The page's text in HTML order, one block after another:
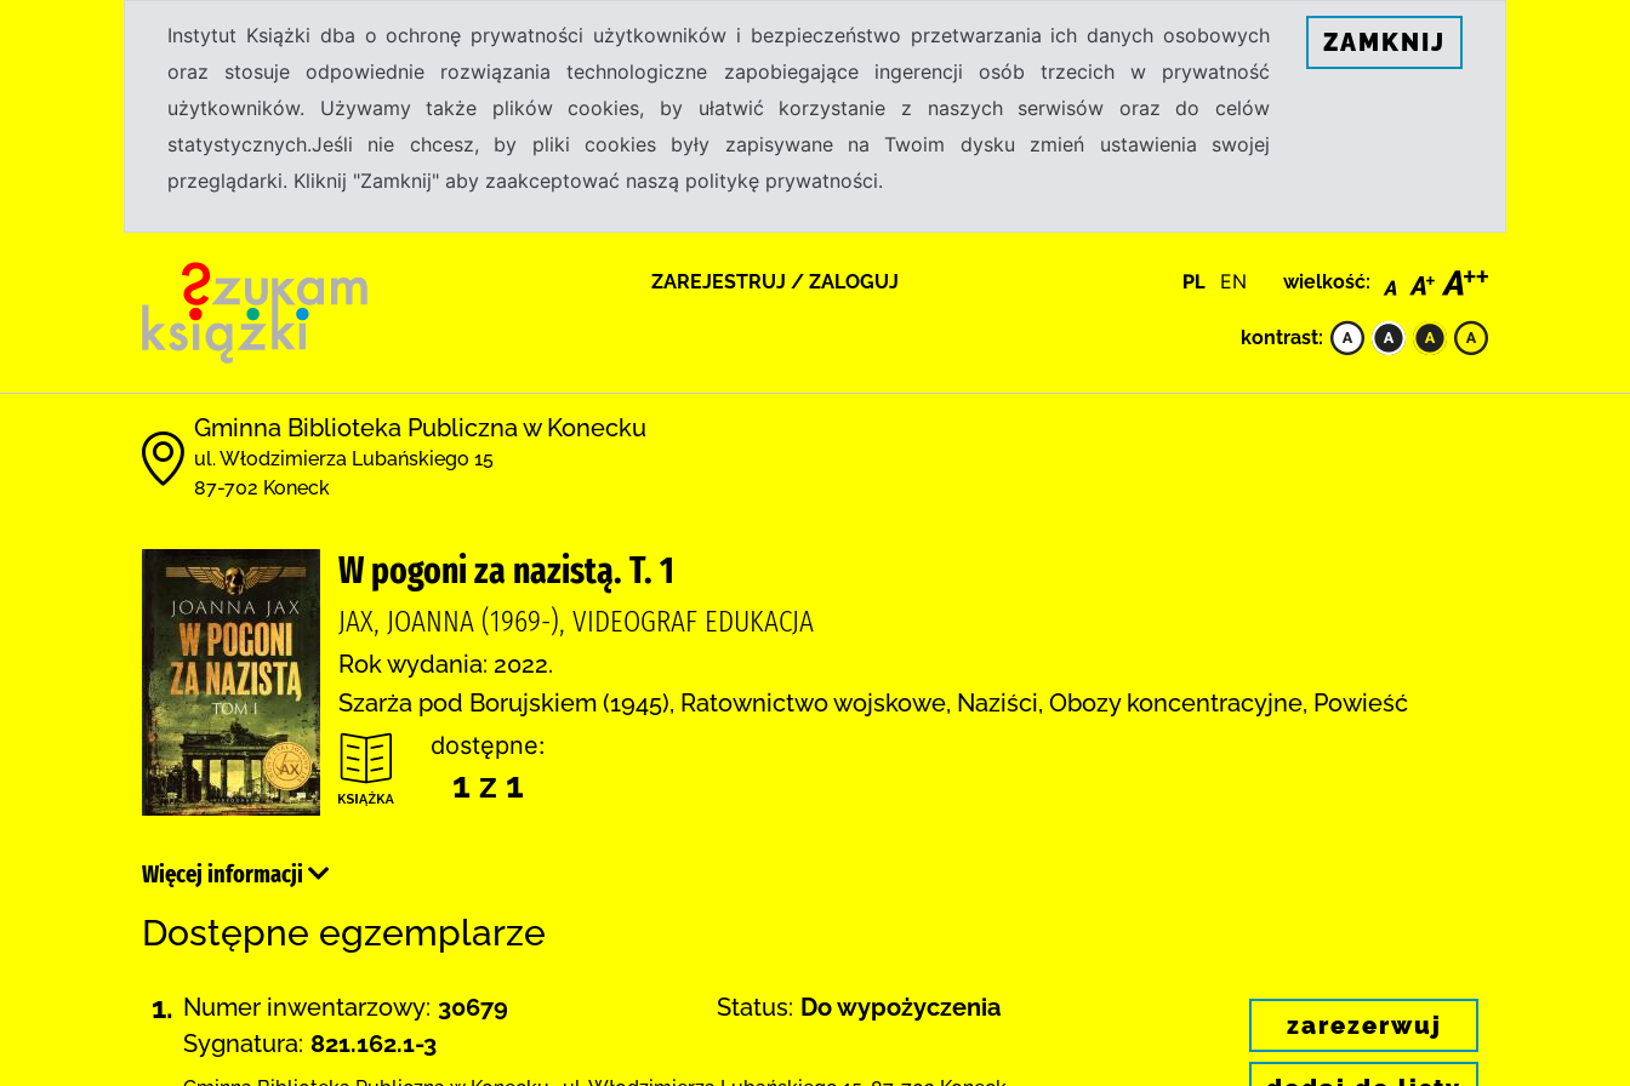
Instytut Książki dba o ochronę prywatności użytkowników i bezpieczeństwo przetwarzania ich danych osobowych
oraz stosuje odpowiednie rozwiązania technologiczne zapobiegające ingerencji osób trzecich w prywatność
użytkowników. Używamy także plików cookies, by ułatwić korzystanie z naszych serwisów oraz do celów
statystycznych.Jeśli nie chcesz, by pliki cookies były zapisywane na Twoim dysku zmień ustawienia swojej
przeglądarki. Kliknij "Zamknij" aby zaakceptować naszą politykę prywatności.
ZAMKNIJ
ZAREJESTRUJ / ZALOGUJ PL EN wielkość:
kontrast:
Gminna Biblioteka Publiczna w Konecku
ul. Włodzimierza Lubańskiego 15
87-702 Koneck
W pogoni za nazistą. T. 1
JAX, JOANNA (1969-), VIDEOGRAF EDUKACJA
Rok wydania: 2022.
Szarża pod Borujskiem (1945), Ratownictwo wojskowe, Naziści, Obozy koncentracyjne, Powieść
dostępne:
1 z 1
Więcej informacji
Dostępne egzemplarze
1. Numer inwentarzowy: 30679
Sygnatura: 821.162.1-3
Status: Do wypożyczenia
zarezerwuj